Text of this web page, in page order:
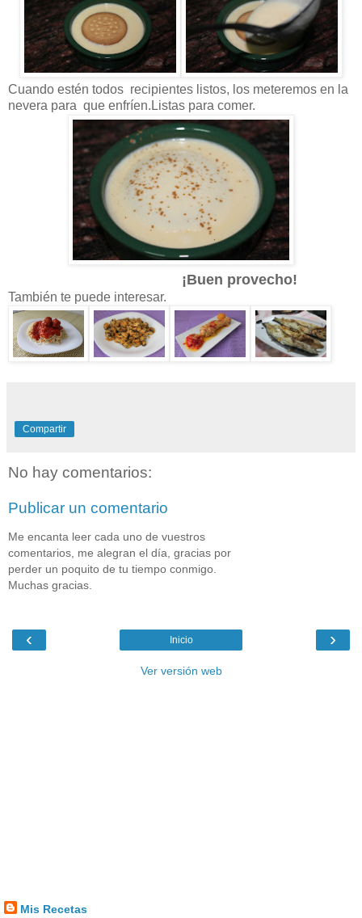
Cuando estén todos recipientes listos, los meteremos en la
nevera para que enfríen.Listas para comer.
¡Buen provecho!
También te puede interesar.
Compartir
No hay comentarios:
Publicar un comentario
Me encanta leer cada uno de vuestros
comentarios, me alegran el día, gracias por
perder un poquito de tu tiempo conmigo.
Muchas gracias.
‹ ›
Inicio
Ver versión web
Mis Recetas